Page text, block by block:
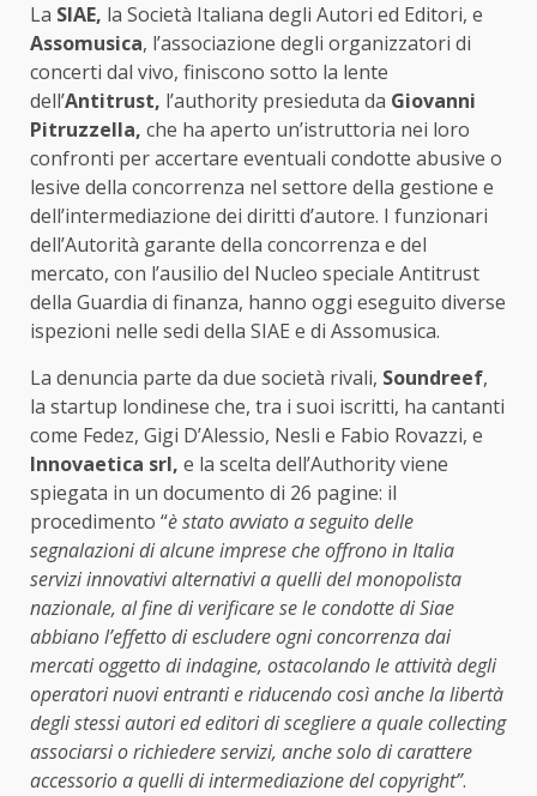
La SIAE, la Società Italiana degli Autori ed Editori, e
Assomusica, l’associazione degli organizzatori di
concerti dal vivo, finiscono sotto la lente
dell’Antitrust, l’authority presieduta da Giovanni
Pitruzzella, che ha aperto un’istruttoria nei loro
confronti per accertare eventuali condotte abusive o
lesive della concorrenza nel settore della gestione e
dell’intermediazione dei diritti d’autore. I funzionari
dell’Autorità garante della concorrenza e del
mercato, con l’ausilio del Nucleo speciale Antitrust
della Guardia di finanza, hanno oggi eseguito diverse
ispezioni nelle sedi della SIAE e di Assomusica.
La denuncia parte da due società rivali, Soundreef,
la startup londinese che, tra i suoi iscritti, ha cantanti
come Fedez, Gigi D’Alessio, Nesli e Fabio Rovazzi, e
Innovaetica srl, e la scelta dell’Authority viene
spiegata in un documento di 26 pagine: il
procedimento “è stato avviato a seguito delle
segnalazioni di alcune imprese che offrono in Italia
servizi innovativi alternativi a quelli del monopolista
nazionale, al fine di verificare se le condotte di Siae
abbiano l’effetto di escludere ogni concorrenza dai
mercati oggetto di indagine, ostacolando le attività degli
operatori nuovi entranti e riducendo così anche la libertà
degli stessi autori ed editori di scegliere a quale collecting
associarsi o richiedere servizi, anche solo di carattere
accessorio a quelli di intermediazione del copyright”.